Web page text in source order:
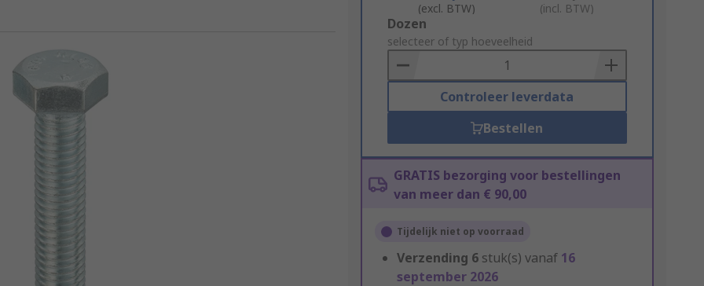
(excl. BTW) (incl. BTW)
Add
to
Basket
Dozen
selecteer of typ hoeveelheid
Controleer leverdata
Bestellen
GRATIS bezorging voor bestellingen
van meer dan € 90,00
Tijdelijk niet op voorraad
Verzending 6 stuk(s) vanaf 16
september 2026